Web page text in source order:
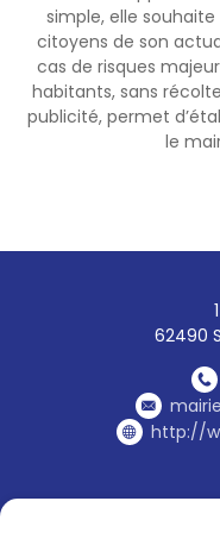
simple, elle
citoyens de son
cas de risques
habitants, sans
publicité, permet
le
62490
http://